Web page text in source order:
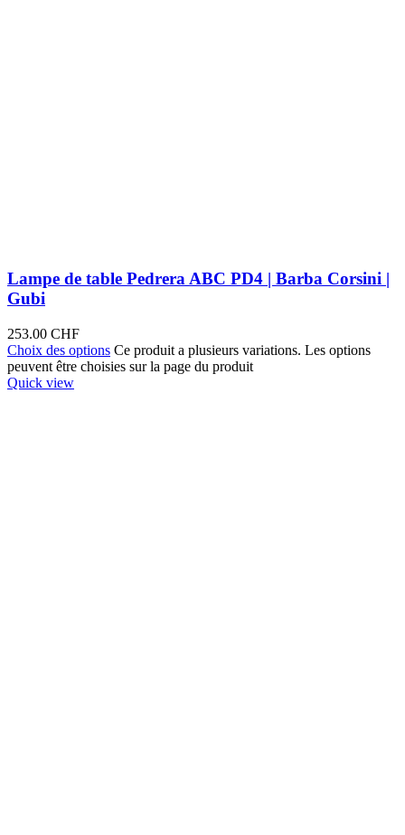
Lampe de table Pedrera ABC PD4 | Barba Corsini |
Gubi
253.00 CHF
Choix des options Ce produit a plusieurs variations. Les options
peuvent être choisies sur la page du produit
Quick view